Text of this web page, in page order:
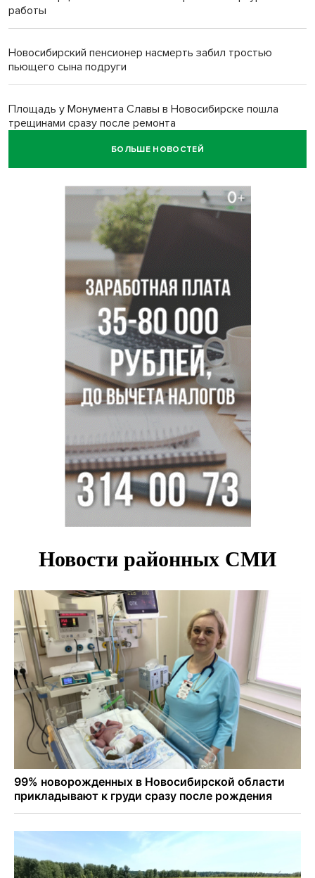
работы
Новосибирский пенсионер насмерть забил тростью
пьющего сына подруги
Площадь у Монумента Славы в Новосибирске пошла
трещинами сразу после ремонта
БОЛЬШЕ НОВОСТЕЙ